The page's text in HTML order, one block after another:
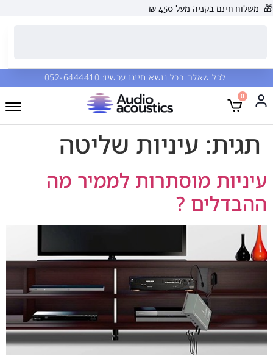
🎁 משלוח חינם בקניה מעל 450 ₪
לכל שאלה בכל נושא חייגו עכשיו:
0
תגית: עיניות שליטה
עיניות מוסתרות לממיר מה
ההבדלים ?